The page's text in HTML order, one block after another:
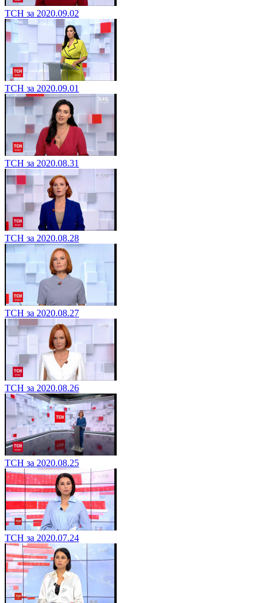
ТСН за 2020.09.02
ТСН за 2020.09.01
ТСН за 2020.08.31
ТСН за 2020.08.28
ТСН за 2020.08.27
ТСН за 2020.08.26
ТСН за 2020.08.25
ТСН за 2020.07.24